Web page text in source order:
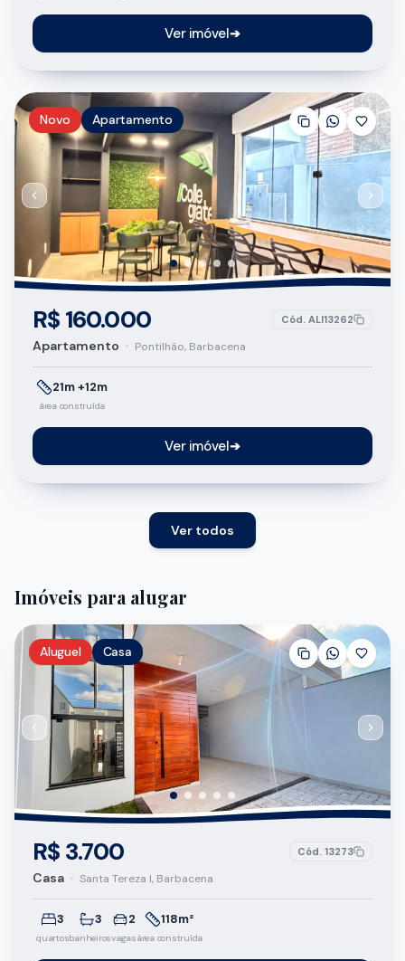
Ver imóvel➔
Novo Apartamento
R$ 160.000 Cód. ALI13262
Apartamento • Pontilhão, Barbacena
21m +12m
área construída
Ver imóvel➔
Ver todos
Imóveis para alugar
Aluguel Casa
R$ 3.700 Cód. 13273
Casa • Santa Tereza I, Barbacena
3
quartos
3
banheiros
2
vagas
118m²
área construída